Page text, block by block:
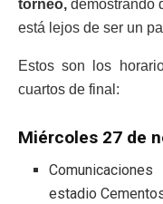
torneo, demostrando
está lejos de ser un
Estos son los
cuartos de final:
Miércoles 27 de
estadio